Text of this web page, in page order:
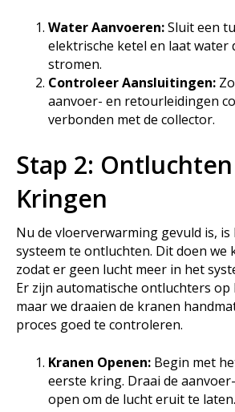
Water Aanvoeren:Sluit een
elektrische ketel en laat water
stromen.
Controleer Aansluitingen:
aanvoer- en retourleidingen
verbonden met de collector.
Stap 2:
Kringen
Nu de vloerverwarming gevuld is,
systeem te ontluchten. Dit doen we
zodat er geen lucht meer in het
Er zijn automatische ontluchters op
maar we draaien de kranen
proces goed te controleren.
Kranen Openen: Begin met
eerste kring. Draai de
open om de lucht eruit te laten.